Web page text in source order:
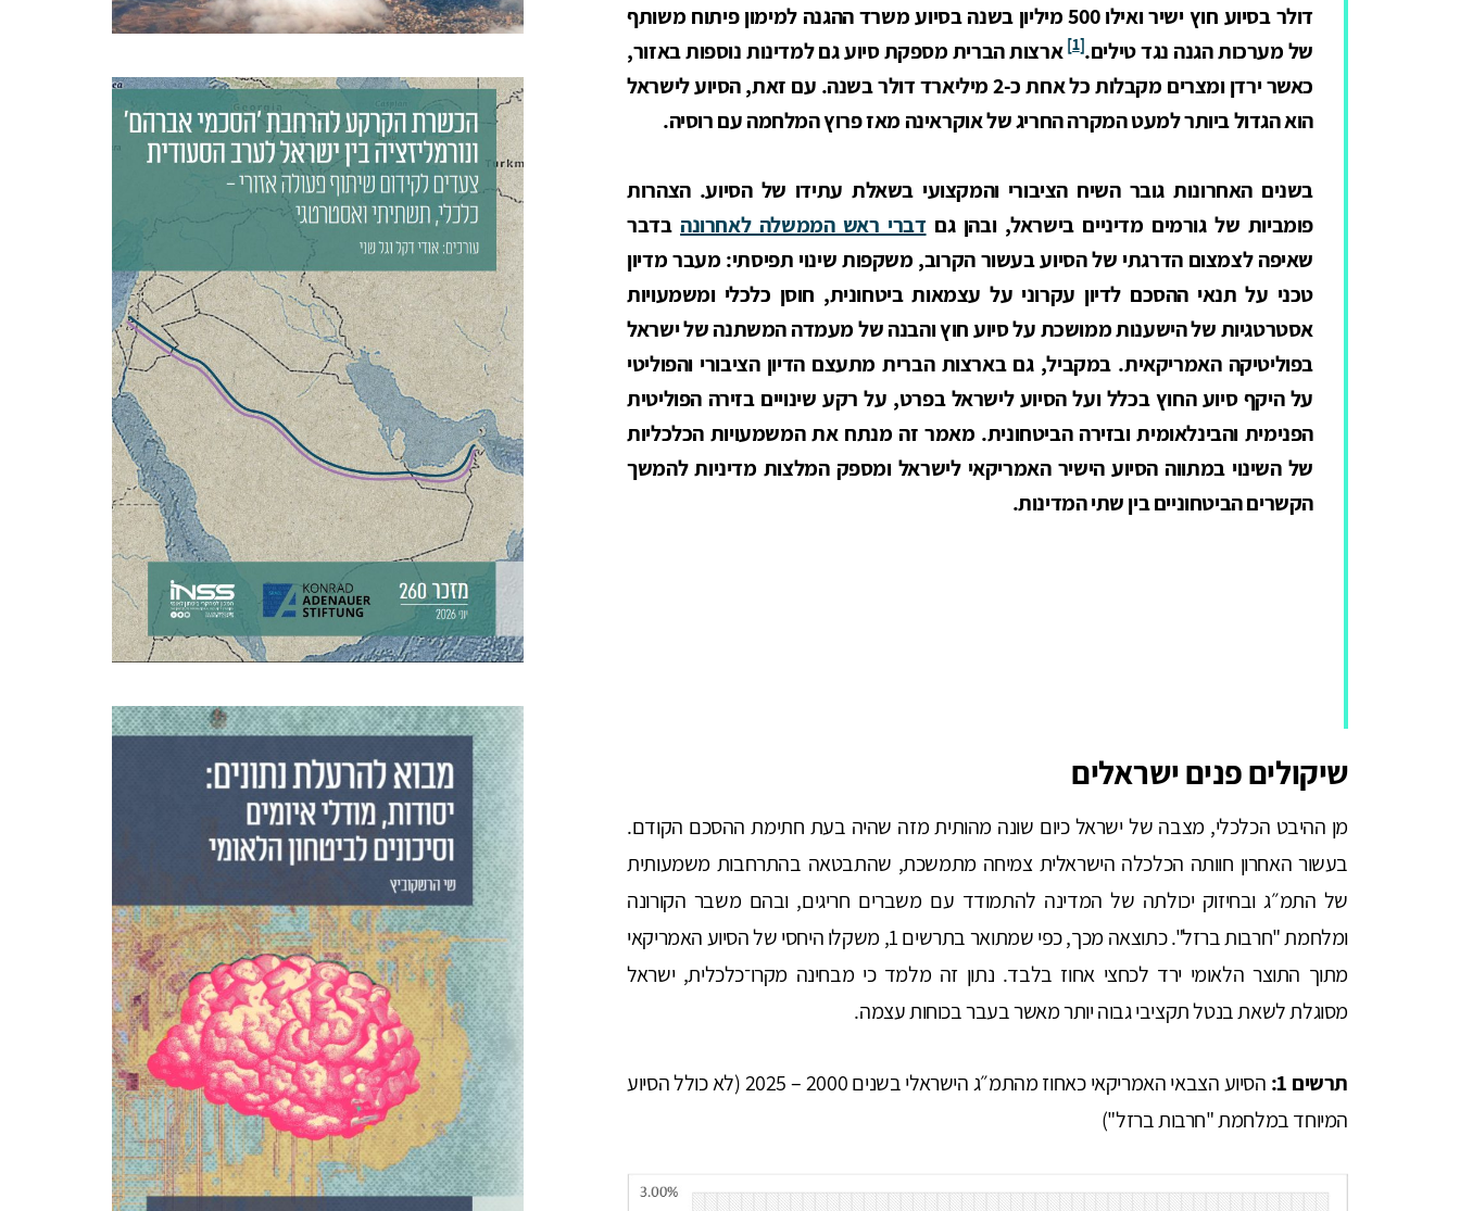
דולר בסיוע חוץ ישיר ואילו 500 מיליון בשנה בסיוע משרד ההגנה למימון פיתוח משותף
של מערכות הגנה נגד טילים.[1]
ארצות הברית מספקת סיוע גם למדינות נוספות באזור,
כאשר ירדן ומצרים מקבלות כל אחת כ-2 מיליארד דולר בשנה. עם זאת, הסיוע לישראל
הוא הגדול ביותר למעט המקרה החריג של אוקראינה מאז פרוץ המלחמה עם רוסיה.
בשנים האחרונות גובר השיח הציבורי והמקצועי בשאלת עתידו של הסיוע. הצהרות
פומביות של גורמים מדיניים בישראל, ובהן גם דברי ראש הממשלה לאחרונה בדבר
שאיפה לצמצום הדרגתי של הסיוע בעשור הקרוב, משקפות שינוי תפיסתי: מעבר מדיון
טכני על תנאי ההסכם לדיון עקרוני על עצמאות ביטחונית, חוסן כלכלי ומשמעויות
אסטרטגיות של הישענות ממושכת על סיוע חוץ והבנה של מעמדה המשתנה של ישראל
בפוליטיקה האמריקאית. במקביל, גם בארצות הברית מתעצם הדיון הציבורי והפוליטי
על היקף סיוע החוץ בכלל ועל הסיוע לישראל בפרט, על רקע שינויים בזירה הפוליטית
הפנימית והבינלאומית ובזירה הביטחונית. מאמר זה מנתח את המשמעויות הכלכליות
של השינוי במתווה הסיוע הישיר האמריקאי לישראל ומספק המלצות מדיניות להמשך
הקשרים הביטחוניים בין שתי המדינות.
שיקולים פנים ישראלים
מן ההיבט הכלכלי, מצבה של ישראל כיום שונה מהותית מזה שהיה בעת חתימת ההסכם הקודם.
בעשור האחרון חוותה הכלכלה הישראלית צמיחה מתמשכת, שהתבטאה בהתרחבות משמעותית
של התמ״ג ובחיזוק יכולתה של המדינה להתמודד עם משברים חריגים, ובהם משבר הקורונה
ומלחמת "חרבות ברזל". כתוצאה מכך, כפי שמתואר בתרשים 1, משקלו היחסי של הסיוע האמריקאי
מתוך התוצר הלאומי ירד לכחצי אחוז בלבד. נתון זה מלמד כי מבחינה מקרו־כלכלית, ישראל
מסוגלת לשאת בנטל תקציבי גבוה יותר מאשר בעבר בכוחות עצמה.
תרשים 1:
הסיוע הצבאי האמריקאי כאחוז מהתמ״ג הישראלי בשנים 2000 – 2025 (לא כולל הסיוע
המיוחד במלחמת "חרבות ברזל")